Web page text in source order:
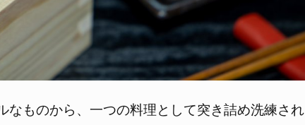
なものから、一つの料理として突き詰め洗練され